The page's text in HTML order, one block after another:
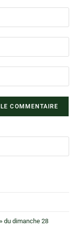
du dimanche 28